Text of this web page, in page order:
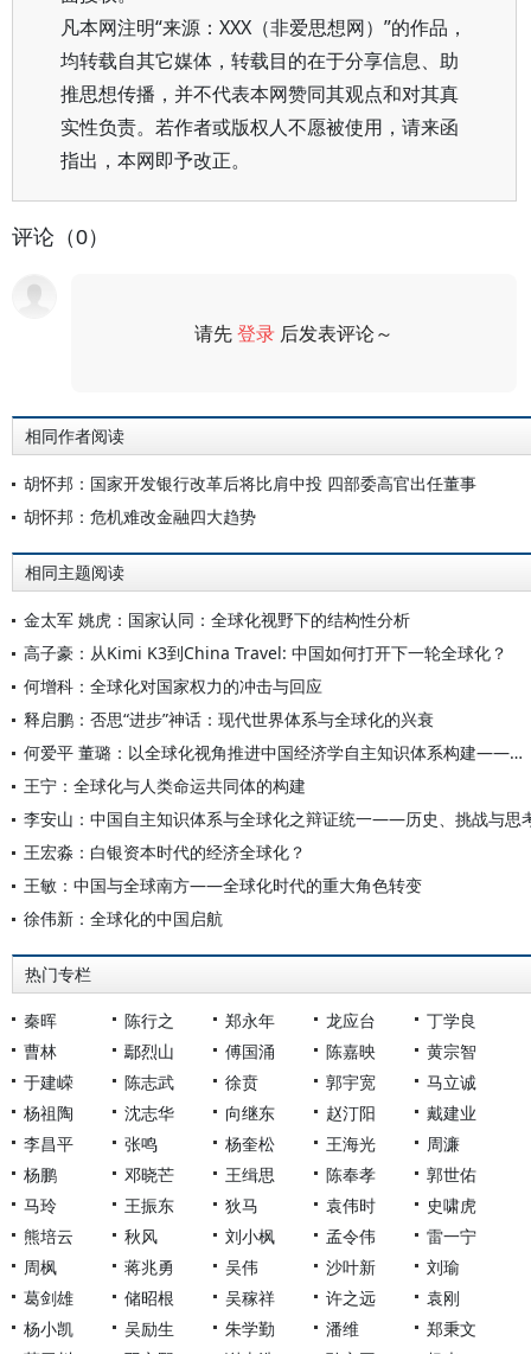
凡本网注明“来源：XXX（非爱思想网）”的作品，
均转载自其它媒体，转载目的在于分享信息、助
推思想传播，并不代表本网赞同其观点和对其真
实性负责。若作者或版权人不愿被使用，请来函
指出，本网即予改正。
评论（0）
请先登录 后发表评论～
相同作者阅读
胡怀邦：国家开发银行改革后将比肩中投 四部委高官出任董事
胡怀邦：危机难改金融四大趋势
相同主题阅读
金太军 姚虎：国家认同：全球化视野下的结构性分析
高子豪：从Kimi K3到China Travel: 中国如何打开下一轮全球化？
何增科：全球化对国家权力的冲击与回应
释启鹏：否思“进步”神话：现代世界体系与全球化的兴衰
何爱平 董璐：以全球化视角推进中国经济学自主知识体系构建——从全球化的深度参与到理论构建的自主表达
王宁：全球化与人类命运共同体的构建
李安山：中国自主知识体系与全球化之辩证统一——历史、挑战与思
王宏淼：白银资本时代的经济全球化？
王敏：中国与全球南方——全球化时代的重大角色转变
徐伟新：全球化的中国启航
热门专栏
秦晖 陈行之 郑永年 龙应台
丁学良
曹林
鄢烈山 傅国涌 陈嘉映
黄宗智
于建嵘
陈志武 徐贲 郭宇宽
马立诚
杨祖陶
沈志华 向继东 赵汀阳
戴建业
李昌平
张鸣 杨奎松 王海光
周濂
杨鹏
邓晓芒 王缉思 陈奉孝
郭世佑
马玲
王振东 狄马 袁伟时
史啸虎
熊培云
秋风 刘小枫 孟令伟
雷一宁
周枫
蒋兆勇 吴伟 沙叶新
刘瑜
葛剑雄
储昭根 吴稼祥 许之远
袁刚
杨小凯
吴励生 朱学勤 潘维
郑秉文